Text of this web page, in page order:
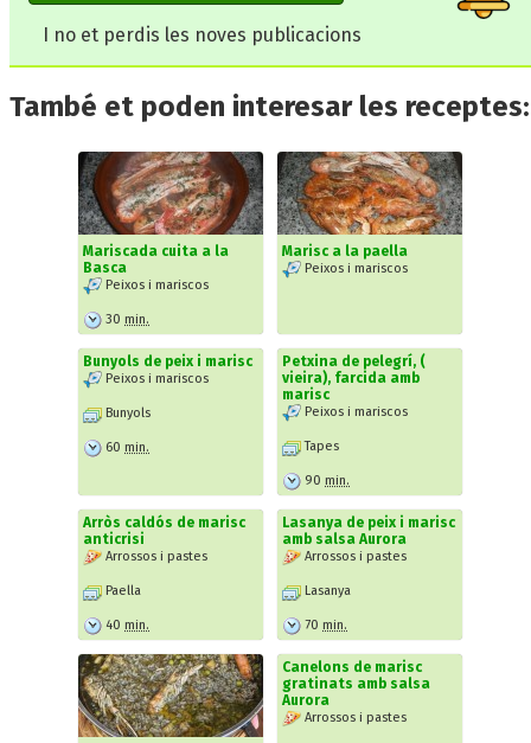
I no et perdis les noves publicacions
També et poden interesar les receptes:
Mariscada cuita a la
Basca
Peixos i mariscos
30 min.
Marisc a la paella
Peixos i mariscos
Bunyols de peix i marisc
Peixos i mariscos
Bunyols
60 min.
Petxina de pelegrí, (
vieira), farcida amb
marisc
Peixos i mariscos
Tapes
90 min.
Arròs caldós de marisc
anticrisi
Arrossos i pastes
Paella
40 min.
Lasanya de peix i marisc
amb salsa Aurora
Arrossos i pastes
Lasanya
70 min.
Canelons de marisc
gratinats amb salsa
Aurora
Arrossos i pastes